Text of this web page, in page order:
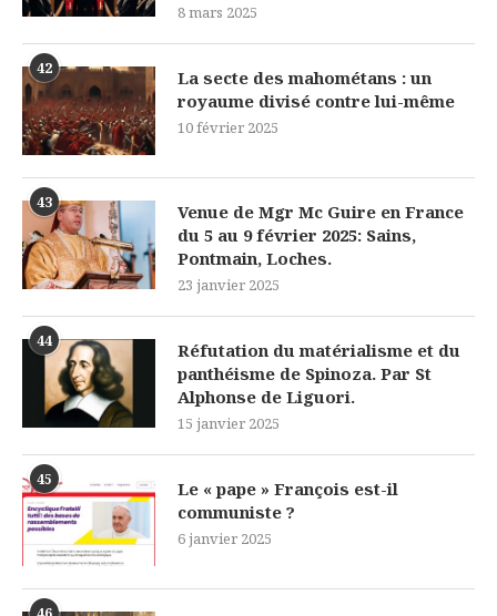
8 mars 2025
42
La secte des mahométans : un
royaume divisé contre lui-même
10 février 2025
43
Venue de Mgr Mc Guire en France
du 5 au 9 février 2025: Sains,
Pontmain, Loches.
23 janvier 2025
44
Réfutation du matérialisme et du
panthéisme de Spinoza. Par St
Alphonse de Liguori.
15 janvier 2025
45
Le « pape » François est-il
communiste ?
6 janvier 2025